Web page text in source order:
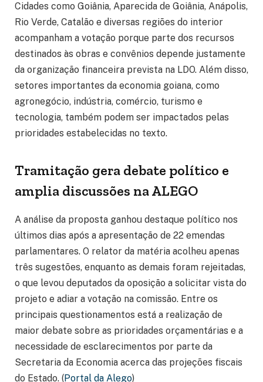
Cidades como Goiânia, Aparecida de Goiânia, Anápolis,
Rio Verde, Catalão e diversas regiões do interior
acompanham a votação porque parte dos recursos
destinados às obras e convênios depende justamente
da organização financeira prevista na LDO. Além disso,
setores importantes da economia goiana, como
agronegócio, indústria, comércio, turismo e
tecnologia, também podem ser impactados pelas
prioridades estabelecidas no texto.
Tramitação gera debate político e
amplia discussões na ALEGO
A análise da proposta ganhou destaque político nos
últimos dias após a apresentação de 22 emendas
parlamentares. O relator da matéria acolheu apenas
três sugestões, enquanto as demais foram rejeitadas,
o que levou deputados da oposição a solicitar vista do
projeto e adiar a votação na comissão. Entre os
principais questionamentos está a realização de
maior debate sobre as prioridades orçamentárias e a
necessidade de esclarecimentos por parte da
Secretaria da Economia acerca das projeções fiscais
do Estado. (Portal da Alego)